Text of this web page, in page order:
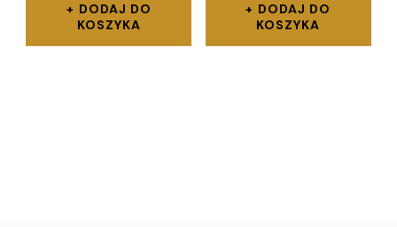
DODAJ DO
KOSZYKA
DODAJ DO
KOSZYKA